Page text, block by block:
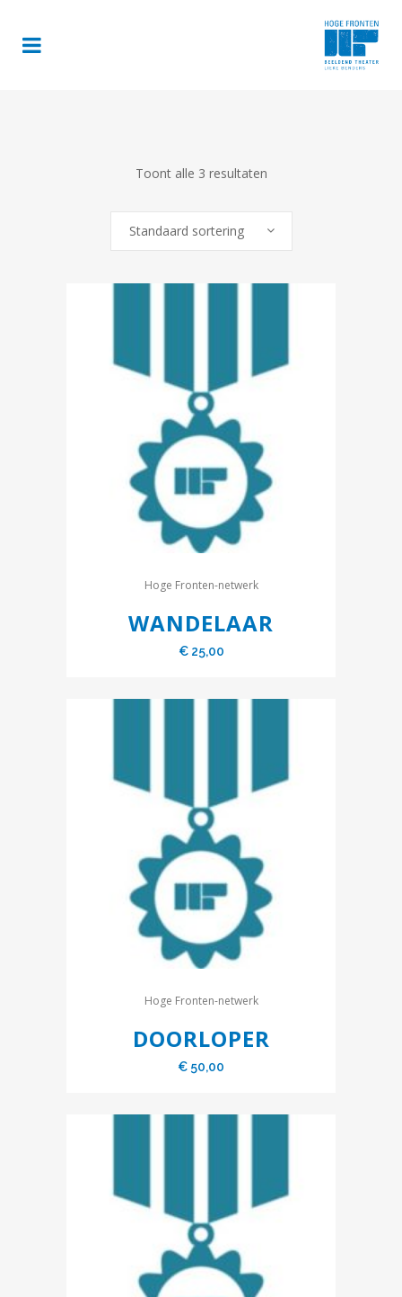
Toont alle 3 resultaten
Standaard sortering
Hoge Fronten-netwerk
WANDELAAR
€25,00
Hoge Fronten-netwerk
DOORLOPER
€ 50,00